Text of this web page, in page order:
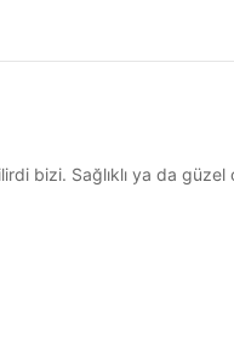
bizi. Sağlıklı ya da güzel